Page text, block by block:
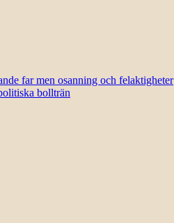
far men osanning och felaktigheter
bollträn